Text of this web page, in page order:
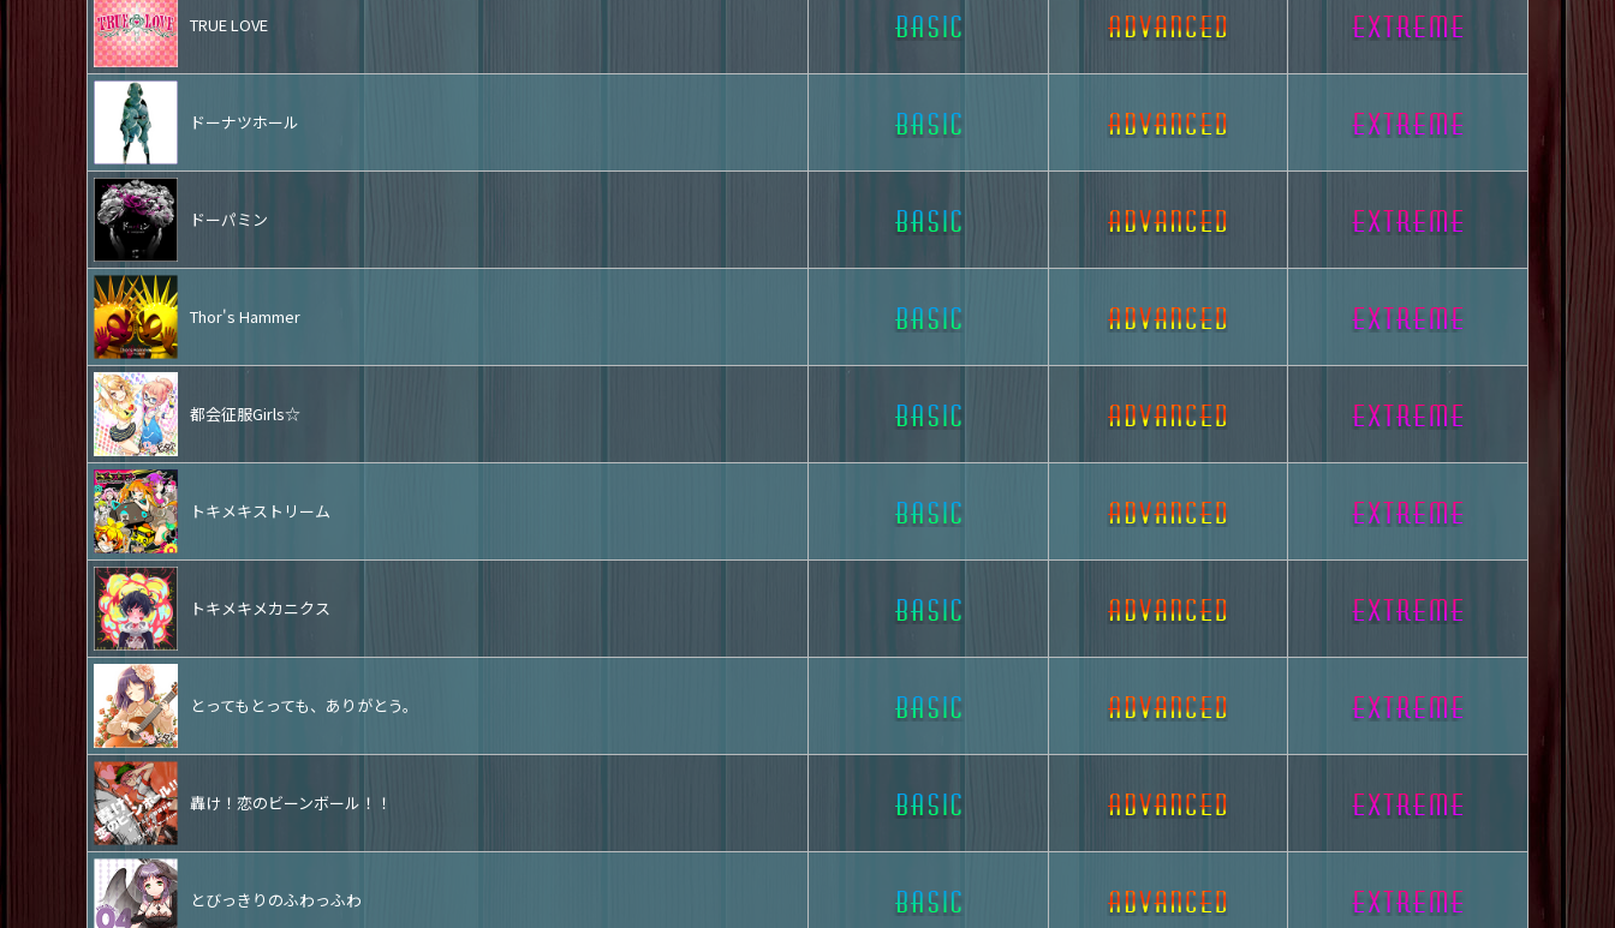
TRUE LOVE
ドーナツホール
ドーパミン
Thor's Hammer
都会征服Girls☆
トキメキストリーム
トキメキメカニクス
とってもとっても、ありがとう。
轟け！恋のビーンボール！！
とびっきりのふわっふわ